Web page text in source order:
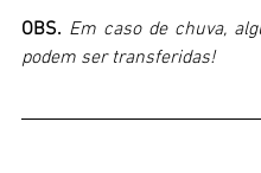
OBS. Em caso de chuva,
podem ser transferidas!